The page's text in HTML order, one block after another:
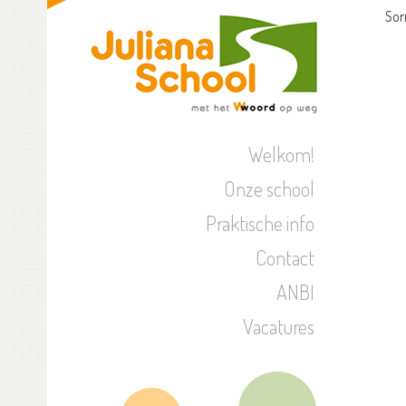
Welkom!
Onze school
Praktische info
Contact
ANBI
Vacatures